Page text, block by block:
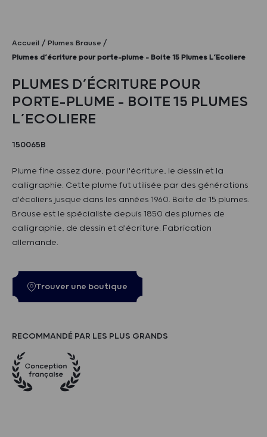
Accueil
Plumes Brause
Plumes d’écriture pour porte-plume – Boite 15 Plumes L’Ecoliere
PLUMES D’ÉCRITURE POUR
PORTE-PLUME – BOITE 15 PLUMES
L’ECOLIERE
150065B
Plume fine assez dure, pour l'écriture, le dessin et la
calligraphie. Cette plume fut utilisée par des générations
d'écoliers jusque dans les années 1960. Boite de 15 plumes.
Brause est le spécialiste depuis 1850 des plumes de
calligraphie, de dessin et d'écriture. Fabrication
allemande.
Trouver une boutique
RECOMMANDÉ PAR LES PLUS GRANDS